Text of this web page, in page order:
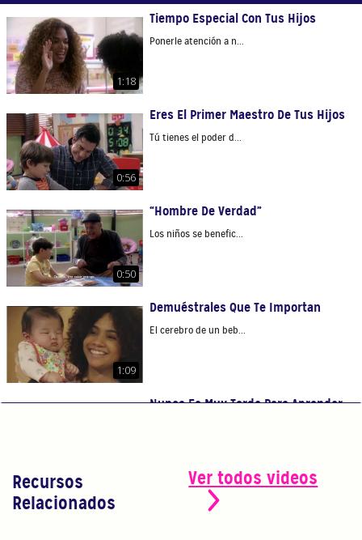
1:18
Tiempo Especial Con Tus Hijos
Ponerle atención a n...
0:56
Eres El Primer Maestro De Tus Hijos
Tú tienes el poder d...
0:50
“Hombre De Verdad”
Los niños se benefic...
1:09
Demuéstrales Que Te Importan
El cerebro de un beb...
Nunca Es Muy Tarde Para Aprender
Recursos
Relacionados
Ver todos videos